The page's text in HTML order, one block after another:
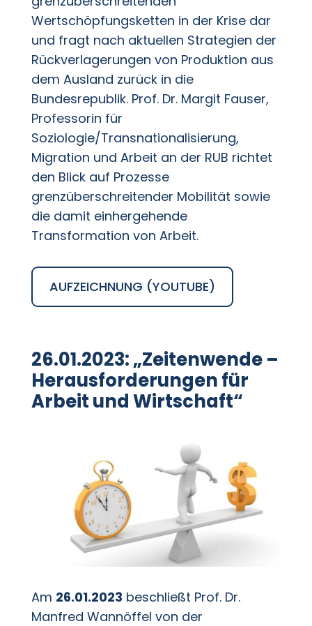
Wertschöpfungsketten in der Krise dar
und fragt nach aktuellen Strategien der
Rückverlagerungen von Produktion aus
dem Ausland zurück in die
Bundesrepublik. Prof. Dr. Margit Fauser,
Professorin für
Soziologie/Transnationalisierung,
Migration und Arbeit an der RUB richtet
den Blick auf Prozesse
grenzüberschreitender Mobilität sowie
die damit einhergehende
Transformation von Arbeit.
AUFZEICHNUNG (YOUTUBE)
26.01.2023: „Zeitenwende –
Herausforderungen für
Arbeit und Wirtschaft“
Am 26.01.2023 beschließt Prof. Dr.
Manfred Wannöffel von der